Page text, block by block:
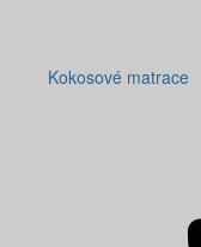
Kokosové matrace